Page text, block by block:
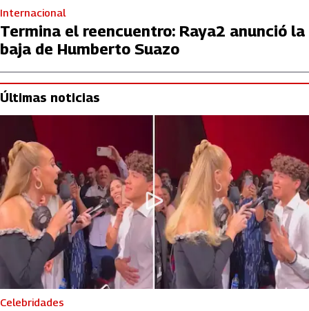
Internacional
Termina el reencuentro: Raya2 anunció la
baja de Humberto Suazo
Últimas noticias
Celebridades